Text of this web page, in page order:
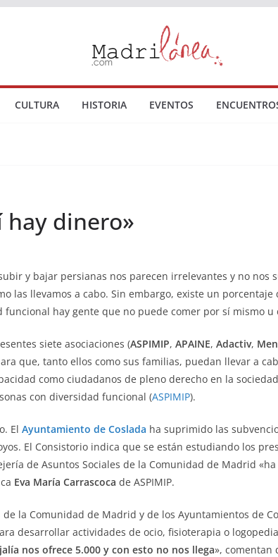
CULTURA HISTORIA EVENTOS
hay dinero»
y bajar persianas nos parecen irrelevantes y no nos
las llevamos a cabo. Sin embargo, existe un
hay gente que no puede comer por sí mismo
siete asociaciones (ASPIMIP, APAINE, Adactiv,
que, tanto ellos como sus familias, puedan llevar a
como ciudadanos de pleno derecho en la
con diversidad funcional (ASPIMIP).
El Ayuntamiento de Coslada ha suprimido las
El Consistorio indica que se están estudiando los
de Asuntos Sociales de la Comunidad de Madrid
Eva María Carrascoca de ASPIMIP.
la Comunidad de Madrid y de los Ayuntamientos de
desarrollar actividades de ocio, fisioterapia o
nos ofrece 5.000 y con esto no nos llega», comentan